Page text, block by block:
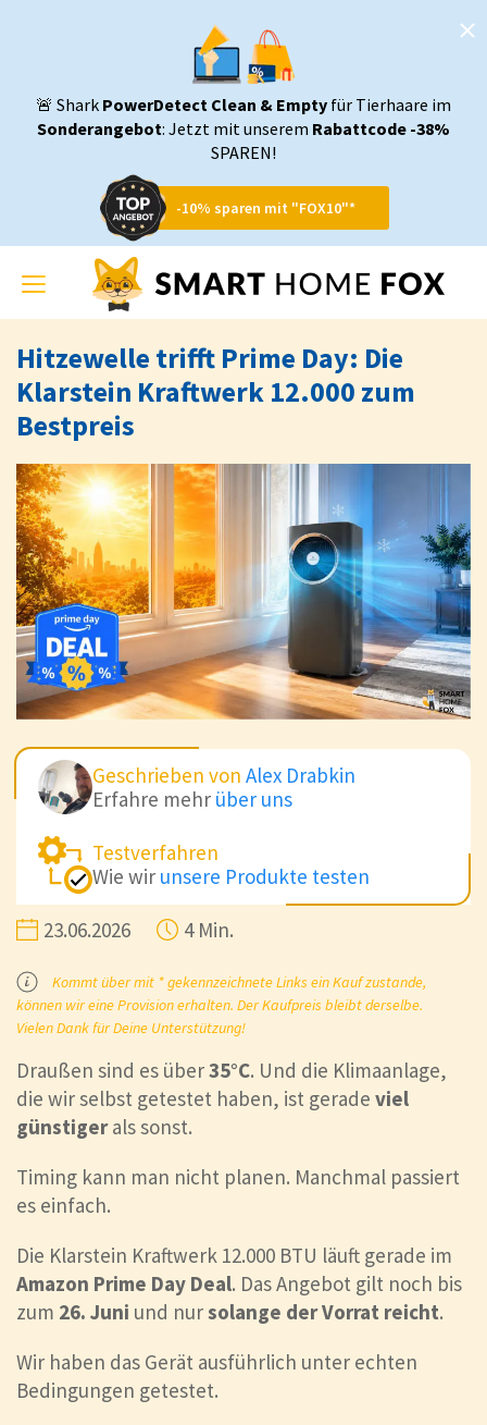
🚨 Shark PowerDetect Clean & Empty für Tierhaare im
Sonderangebot: Jetzt mit unserem Rabattcode -38%
SPAREN!
-10% sparen mit "FOX10"*
Toggle
navigation
Hitzewelle trifft Prime Day: Die
Klarstein Kraftwerk 12.000 zum
Bestpreis
Geschrieben von Alex Drabkin
Erfahre mehr über uns
Testverfahren
Wie wir unsere Produkte testen
23.06.2026 4 Min.
Kommt über mit * gekennzeichnete Links ein Kauf zustande,
können wir eine Provision erhalten. Der Kaufpreis bleibt derselbe.
Vielen Dank für Deine Unterstützung!
Draußen sind es über35°C. Und die Klimaanlage,
die wir selbst getestet haben, ist gerade viel
günstigerals sonst.
Timing kann man nicht planen. Manchmal passiert
es einfach.
Die Klarstein Kraftwerk 12.000 BTU läuft gerade im
Amazon Prime Day Deal. Das Angebot gilt noch bis
zum 26. Juni und nursolange der Vorrat reicht.
Wir haben das Gerät ausführlich unter echten
Bedingungen getestet.